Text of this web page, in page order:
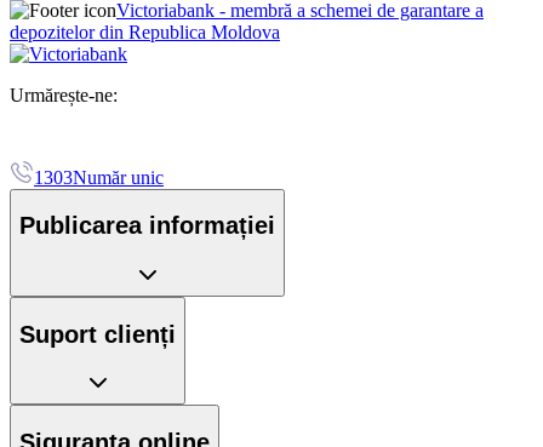
Victoriabank - membră a schemei de garantare a
depozitelor din Republica Moldova
Urmărește-ne:
1303Număr unic
Publicarea informației
Suport clienți